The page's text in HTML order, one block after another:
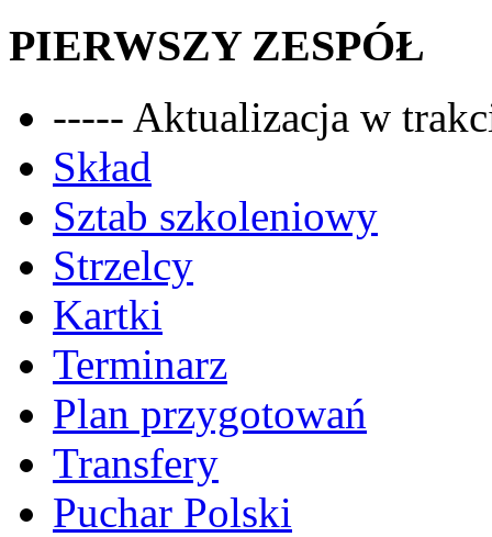
PIERWSZY ZESPÓŁ
----- Aktualizacja w
Skład
Sztab szkoleniowy
Strzelcy
Kartki
Terminarz
Plan przygotowań
Transfery
Puchar Polski